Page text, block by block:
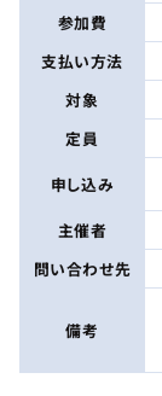
参加費
支払い方法
対象
定員
申し込み
主催者
問い合わせ先
備考